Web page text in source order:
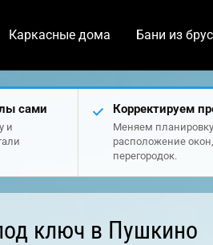
Каркасные дома Бани из
сами
и
Корректируем
Меняем
расположение
перегородок.
ключ в Пушкино